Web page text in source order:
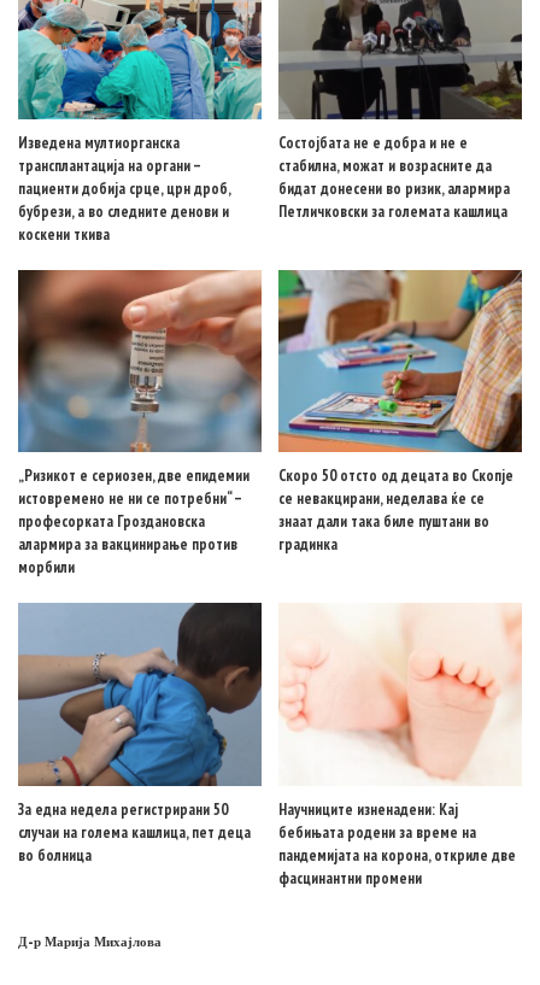
Изведена мултиорганска
трансплантација на органи –
пациенти добија срце, црн дроб,
бубрези, а во следните денови и
коскени ткива
Состојбата не е добра и не е
стабилна, можат и возрасните да
бидат донесени во ризик, алармира
Петличковски за големата кашлица
„Ризикот е сериозен, две епидемии
истовремено не ни се потребни“ –
професорката Гроздановска
алармира за вакцинирање против
морбили
Скоро 50 отсто од децата во Скопје
се невакцирани, неделава ќе се
знаат дали така биле пуштани во
градинка
За една недела регистрирани 50
случаи на голема кашлица, пет деца
во болница
Научниците изненадени: Кај
бебињата родени за време на
пандемијата на корона, откриле две
фасцинантни промени
Д-р Марија Михајлова